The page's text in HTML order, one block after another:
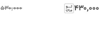
۴۳۰٬۰۰۰ ۵۳۰٬۰۰۰